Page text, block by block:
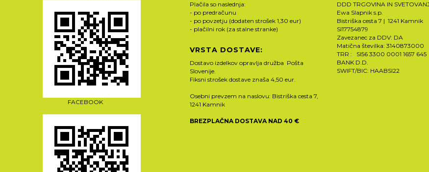
FACEBOOK
Plačila so naslednja:
- po predračunu
- po povzetju (dodaten strošek 1,30 eur)
- plačilni rok (za stalne stranke)
VRSTA DOSTAVE:
Dostavo izdelkov opravlja družba Pošta
Slovenije.
Fiksni strošek dostave znaša 4,50 eur.
Osebni prevzem na naslovu: Bistriška cesta 7,
1241 Kamnik
BREZPLAČNA DOSTAVA NAD 40 €
DDD TRGOVINA IN
Ewa Slapnik s.p.
Bistriška cesta 7 | 1241 Kamnik
SI17754879
Zavezanec za DDV: DA
Matična številka: 3140873000
TRR : SI56 3300 0001 1657
BANK D.D.
SWIFT/BIC: HAABSI22